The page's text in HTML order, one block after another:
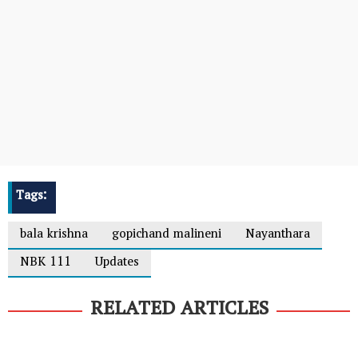
Tags:
bala krishna
gopichand malineni
Nayanthara
NBK 111
Updates
RELATED ARTICLES